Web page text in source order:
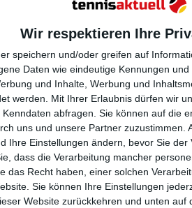
Wir respektieren Ihre
speichern und/oder greifen auf
Daten wie eindeutige Kennungen
und Inhalte, Werbung und
werden. Mit Ihrer Erlaubnis dürfen wir
abfragen. Sie können auf die
uns und unsere Partner zuzustimmen.
Ihre Einstellungen ändern, bevor Sie
dass die Verarbeitung mancher
das Recht haben, einer solchen
Sie können Ihre Einstellungen
Website zurückkehren und unten auf
stattdessen spielte
der Geburt ihres Kindes
Zverev
im Doppel - und das
mixed